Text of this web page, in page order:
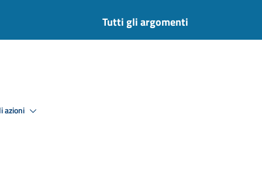
Tutti gli argomenti
azioni